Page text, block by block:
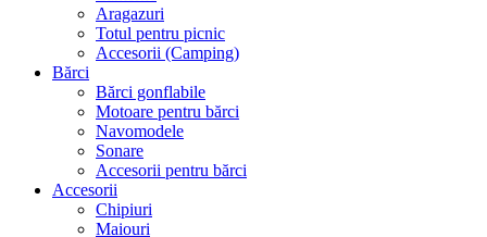
Aragazuri
Totul pentru picnic
Accesorii (Camping)
Bărci
Bărci gonflabile
Motoare pentru bărci
Navomodele
Sonare
Accesorii pentru bărci
Accesorii
Chipiuri
Maiouri